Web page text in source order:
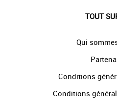
TOUT
Qui
Conditions
Conditions